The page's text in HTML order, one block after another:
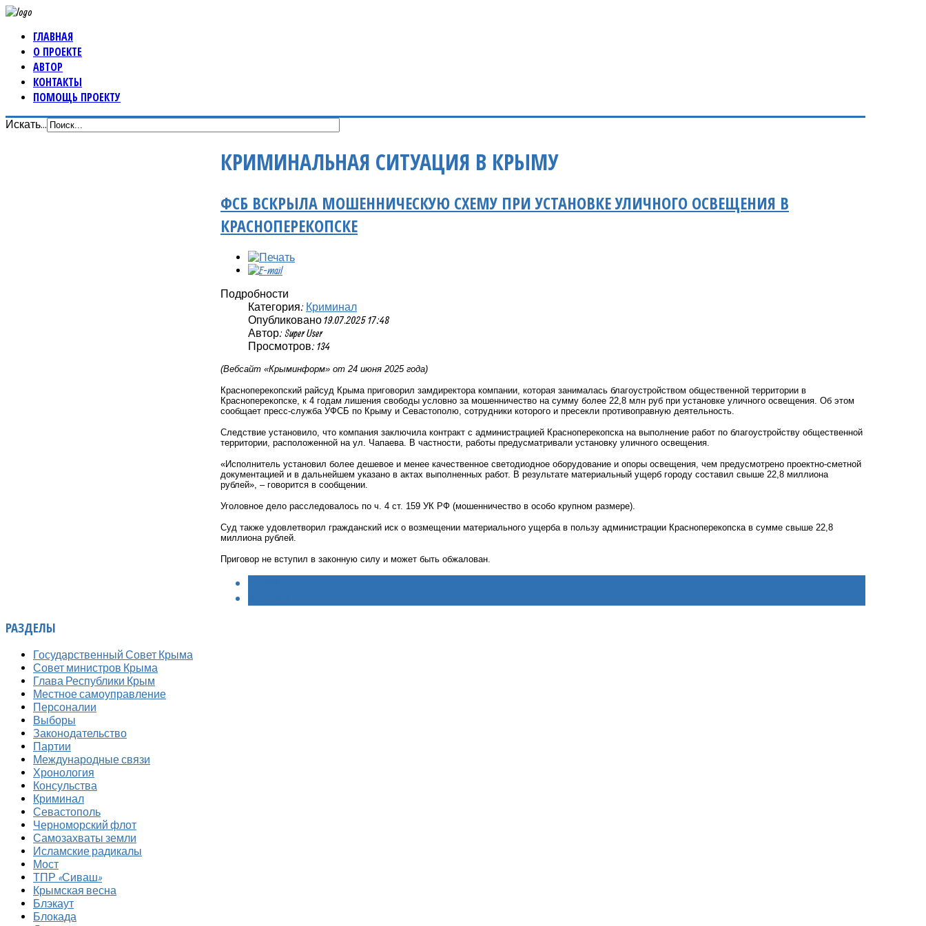
ГЛАВНАЯ
О ПРОЕКТЕ
АВТОР
КОНТАКТЫ
ПОМОЩЬ ПРОЕКТУ
Искать...
КРИМИНАЛЬНАЯ СИТУАЦИЯ В КРЫМУ
ФСБ ВСКРЫЛА МОШЕННИЧЕСКУЮ СХЕМУ ПРИ УСТАНОВКЕ УЛИЧНОГО ОСВЕЩЕНИЯ В
КРАСНОПЕРЕКОПСКЕ
Подробности
Категория: Криминал
Опубликовано 19.07.2025 17:48
Автор: Super User
Просмотров: 134
(Вебсайт «Крыминформ» от 24 июня 2025 года)
Красноперекопский райсуд Крыма приговорил замдиректора компании, которая занималась благоустройством общественной территории в
Красноперекопске, к 4 годам лишения свободы условно за мошенничество на сумму более 22,8 млн руб при установке уличного освещения. Об этом
сообщает пресс-служба УФСБ по Крыму и Севастополю, сотрудники которого и пресекли противоправную деятельность.
Следствие установило, что компания заключила контракт с администрацией Красноперекопска на выполнение работ по благоустройству общественной
территории, расположенной на ул. Чапаева. В частности, работы предусматривали установку уличного освещения.
«Исполнитель установил более дешевое и менее качественное светодиодное оборудование и опоры освещения, чем предусмотрено проектно-сметной
документацией и в дальнейшем указано в актах выполненных работ. В результате материальный ущерб городу составил свыше 22,8 миллиона
рублей», – говорится в сообщении.
Уголовное дело расследовалось по ч. 4 ст. 159 УК РФ (мошенничество в особо крупном размере).
Суд также удовлетворил гражданский иск о возмещении материального ущерба в пользу администрации Красноперекопска в сумме свыше 22,8
миллиона рублей.
Приговор не вступил в законную силу и может быть обжалован.
РАЗДЕЛЫ
Государственный Совет Крыма
Совет министров Крыма
Глава Республики Крым
Местное самоуправление
Персоналии
Выборы
Законодательство
Партии
Международные связи
Хронология
Консульства
Криминал
Севастополь
Черноморский флот
Самозахваты земли
Исламские радикалы
Мост
ТПР «Сиваш»
Крымская весна
Блэкаут
Блокада